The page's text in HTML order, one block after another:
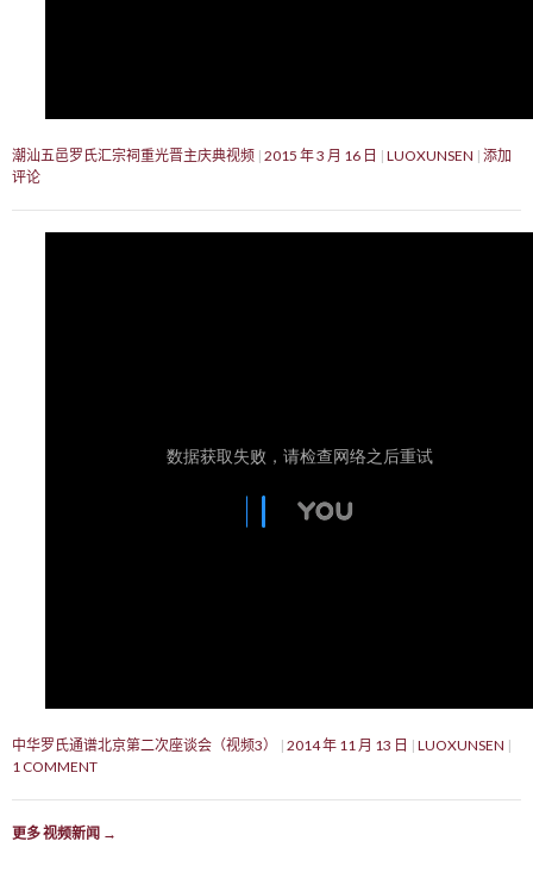
潮汕五邑罗氏汇宗祠重光晋主庆典视频 2015 年 3 月 16 日 LUOXUNSEN 添加
评论
中华罗氏通谱北京第二次座谈会（视频3） 2014 年 11 月 13 日
LUOXUNSEN
1 COMMENT
更多 视频新闻 →